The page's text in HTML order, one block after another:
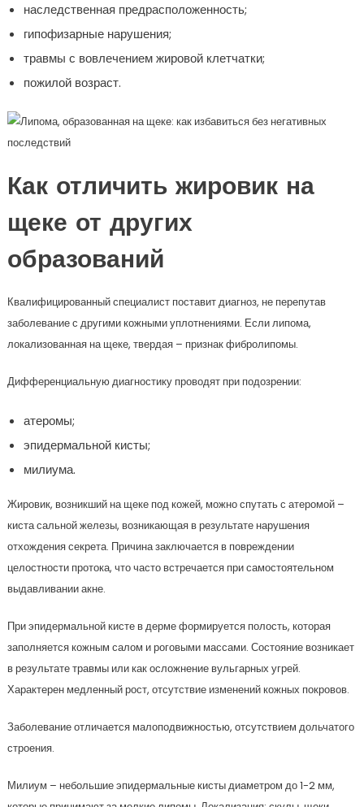
наследственная предрасположенность;
гипофизарные нарушения;
травмы с вовлечением жировой клетчатки;
пожилой возраст.
Как отличить жировик на
щеке от других
образований
Квалифицированный специалист поставит диагноз, не перепутав
заболевание с другими кожными уплотнениями. Если липома,
локализованная на щеке, твердая – признак фибролипомы.
Дифференциальную диагностику проводят при подозрении:
атеромы;
эпидермальной кисты;
милиума.
Жировик, возникший на щеке под кожей, можно спутать с атеромой –
киста сальной железы, возникающая в результате нарушения
отхождения секрета. Причина заключается в повреждении
целостности протока, что часто встречается при самостоятельном
выдавливании акне.
При эпидермальной кисте в дерме формируется полость, которая
заполняется кожным салом и роговыми массами. Состояние возникает
в результате травмы или как осложнение вульгарных угрей.
Характерен медленный рост, отсутствие изменений кожных покровов.
Заболевание отличается малоподвижностью, отсутствием дольчатого
строения.
Милиум – небольшие эпидермальные кисты диаметром до 1-2 мм,